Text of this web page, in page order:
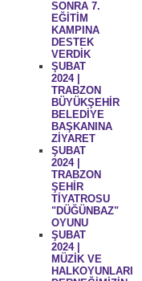
SONRA 7.
EĞİTİM
KAMPINA
DESTEK
VERDİK
ŞUBAT
2024 |
TRABZON
BÜYÜKŞEHİR
BELEDİYE
BAŞKANINA
ZİYARET
ŞUBAT
2024 |
TRABZON
ŞEHİR
TİYATROSU
"DÜĞÜNBAZ"
OYUNU
ŞUBAT
2024 |
MÜZİK VE
HALKOYUNLARI